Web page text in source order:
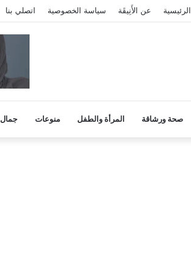
الرئيسية عن الأَنِيقَة سياسة الخصوصية اتصلي بنا
صحة ورشاقة المرأة والطفل منوعات جمال